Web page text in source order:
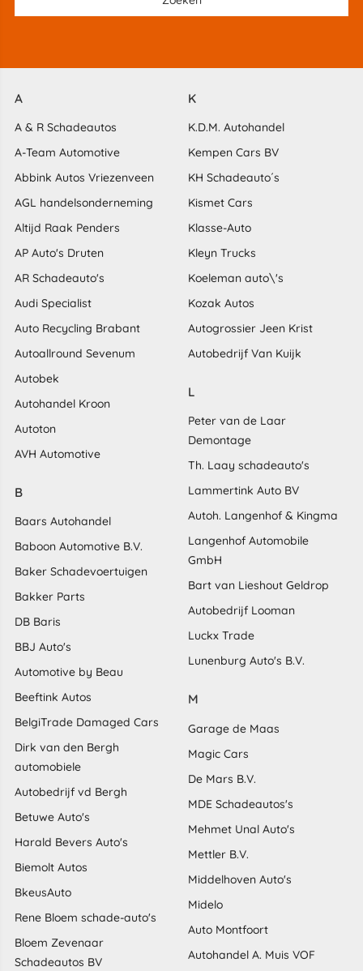
A
A & R Schadeautos
A-Team Automotive
Abbink Autos Vriezenveen
AGL handelsonderneming
Altijd Raak Penders
AP Auto's Druten
AR Schadeauto's
Audi Specialist
Auto Recycling Brabant
Autoallround Sevenum
Autobek
Autohandel Kroon
Autoton
AVH Automotive
B
Baars Autohandel
Baboon Automotive B.V.
Baker Schadevoertuigen
Bakker Parts
DB Baris
BBJ Auto's
Automotive by Beau
Beeftink Autos
BelgiTrade Damaged Cars
Dirk van den Bergh
automobiele
Autobedrijf vd Bergh
Betuwe Auto's
Harald Bevers Auto's
Biemolt Autos
BkeusAuto
Rene Bloem schade-auto's
Bloem Zevenaar
Schadeautos BV
K
K.D.M. Autohandel
Kempen Cars BV
KH Schadeauto´s
Kismet Cars
Klasse-Auto
Kleyn Trucks
Koeleman auto\'s
Kozak Autos
Autogrossier Jeen Krist
Autobedrijf Van Kuijk
L
Peter van de Laar
Demontage
Th. Laay schadeauto's
Lammertink Auto BV
Autoh. Langenhof & Kingma
Langenhof Automobile
GmbH
Bart van Lieshout Geldrop
Autobedrijf Looman
Luckx Trade
Lunenburg Auto's B.V.
M
Garage de Maas
Magic Cars
De Mars B.V.
MDE Schadeautos's
Mehmet Unal Auto's
Mettler B.V.
Middelhoven Auto's
Midelo
Auto Montfoort
Autohandel A. Muis VOF